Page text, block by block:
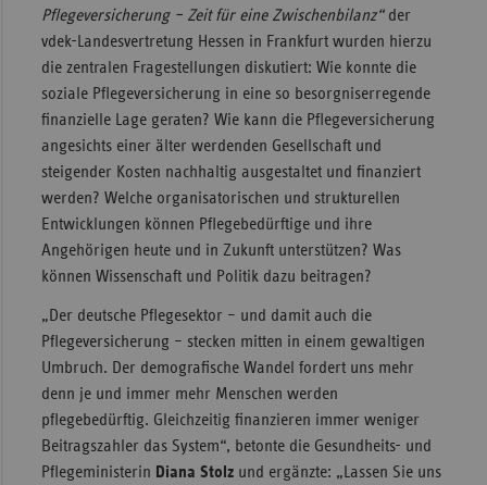
Pflegeversicherung – Zeit für eine Zwischenbilanz“der
vdek-Landesvertretung Hessen in Frankfurt wurden hierzu
die zentralen Fragestellungen diskutiert: Wie konnte die
soziale Pflegeversicherung in eine so besorgniserregende
finanzielle Lage geraten? Wie kann die Pflegeversicherung
angesichts einer älter werdenden Gesellschaft und
steigender Kosten nachhaltig ausgestaltet und finanziert
werden? Welche organisatorischen und strukturellen
Entwicklungen können Pflegebedürftige und ihre
Angehörigen heute und in Zukunft unterstützen? Was
können Wissenschaft und Politik dazu beitragen?
„Der deutsche Pflegesektor – und damit auch die
Pflegeversicherung – stecken mitten in einem gewaltigen
Umbruch. Der demografische Wandel fordert uns mehr
denn je und immer mehr Menschen werden
pflegebedürftig. Gleichzeitig finanzieren immer weniger
Beitragszahler das System“, betonte die Gesundheits- und
Pflegeministerin Diana Stolzund ergänzte: „Lassen Sie uns